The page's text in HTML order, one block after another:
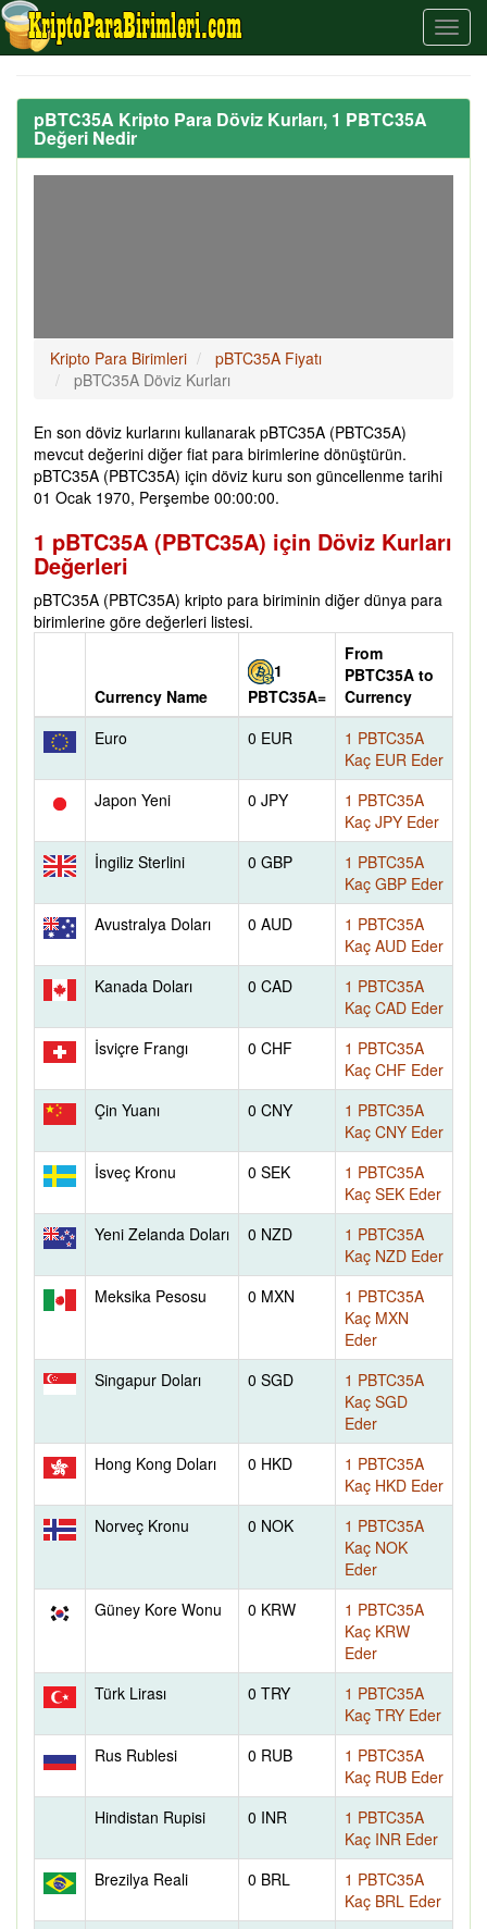
pBTC35A Kripto Para Döviz Kurları, 1 PBTC35A
Değeri Nedir
Kripto Para Birimleri
pBTC35A Fiyatı
pBTC35A Döviz Kurları
En son döviz kurlarını kullanarak pBTC35A (PBTC35A)
mevcut değerini diğer fiat para birimlerine dönüştürün.
pBTC35A (PBTC35A) için döviz kuru son güncellenme tarihi
01 Ocak 1970, Perşembe 00:00:00.
1 pBTC35A (PBTC35A) için Döviz Kurları
Değerleri
pBTC35A (PBTC35A) kripto para biriminin diğer dünya para
birimlerine göre değerleri listesi.
Currency Name
1
PBTC35A=
From
PBTC35A to
Currency
Euro
0 EUR
1 PBTC35A
Kaç EUR Eder
Japon Yeni
0 JPY
1 PBTC35A
Kaç JPY Eder
İngiliz Sterlini
0 GBP
1 PBTC35A
Kaç GBP Eder
Avustralya Doları
0 AUD
1 PBTC35A
Kaç AUD Eder
Kanada Doları
0 CAD
1 PBTC35A
Kaç CAD Eder
İsviçre Frangı
0 CHF
1 PBTC35A
Kaç CHF Eder
Çin Yuanı
0 CNY
1 PBTC35A
Kaç CNY Eder
İsveç Kronu
0 SEK
1 PBTC35A
Kaç SEK Eder
Yeni Zelanda Doları
0 NZD
1 PBTC35A
Kaç NZD Eder
Meksika Pesosu
0 MXN
1 PBTC35A
Kaç MXN
Eder
Singapur Doları
0 SGD
1 PBTC35A
Kaç SGD
Eder
Hong Kong Doları
0 HKD
1 PBTC35A
Kaç HKD Eder
Norveç Kronu
0 NOK
1 PBTC35A
Kaç NOK
Eder
Güney Kore Wonu
0 KRW
1 PBTC35A
Kaç KRW
Eder
Türk Lirası
0 TRY
1 PBTC35A
Kaç TRY Eder
Rus Rublesi
0 RUB
1 PBTC35A
Kaç RUB Eder
Hindistan Rupisi
0 INR
1 PBTC35A
Kaç INR Eder
Brezilya Reali
0 BRL
1 PBTC35A
Kaç BRL Eder